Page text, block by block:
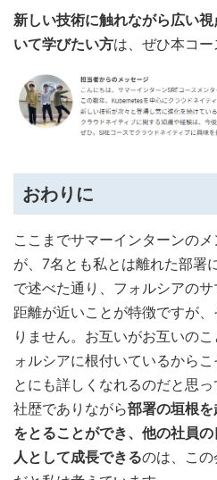
新しい技術に触れながら広い
いて学びたい方は、ぜひ本コー
おわりに
ここまでサマーインターンの
が、7名とも私とは離れた部署
で述べた通り、フォルシアの
距離が近いことが特徴ですが
りません。お互いがお互いの
ォルシアに根付いているから
とにも詳しくなれるのだと思
社歴でありながら部署の垣根
をとることができ、他の社員
人として成長できるのは、こ